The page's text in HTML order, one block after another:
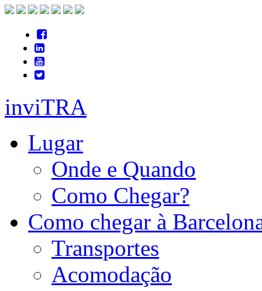
inviTRA
Lugar
Onde e Quando
Como Chegar?
Como chegar à
Transportes
Acomodação